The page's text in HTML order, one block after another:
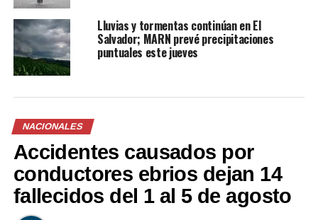
28 octubre, 2019
En «Sucesos»
RELATED TOPICS:
RAYO
SEMOVIENTES
Vehículo volcado en carretera al Puerto de La Libertad
Accidente de tránsito deja a una persona atrapada
entre los hierros de un vehículo
Lluvias y tormentas continúan en El
Salvador; MARN prevé precipitaciones
puntuales este jueves
NACIONALES
Accidentes causados por
conductores ebrios dejan 14
fallecidos del 1 al 5 de agosto